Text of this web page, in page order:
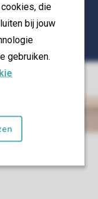
die
bij jouw
gebruiken.